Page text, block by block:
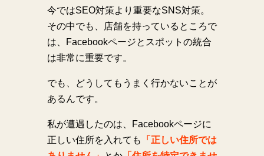
今ではSEO対策より重要なSNS対策。
その中でも、店舗を持っているところで
は、Facebookページとスポットの統合
は非常に重要です。
でも、どうしてもうまく行かないことが
あるんです。
私が遭遇したのは、Facebookページに
正しい住所を入れても 「正しい住所では